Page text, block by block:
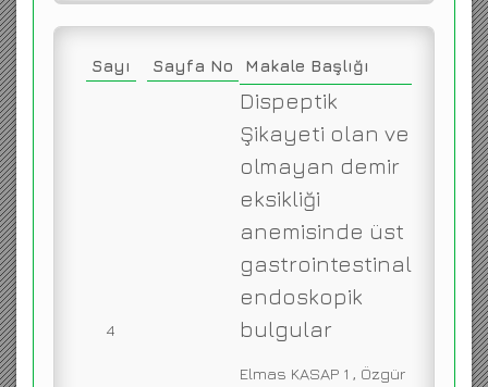
Sayı Sayfa No Makale Başlığı
4
Dispeptik
Şikayeti olan ve
olmayan demir
eksikliği
anemisinde üst
gastrointestinal
endoskopik
bulgular
Elmas KASAP 1 , Özgür